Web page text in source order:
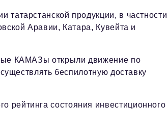
продукции, в частности
Аравии, Катара, Кувейта и
КАМАЗы открыли движение по
беспилотную доставку
состояния инвестиционного